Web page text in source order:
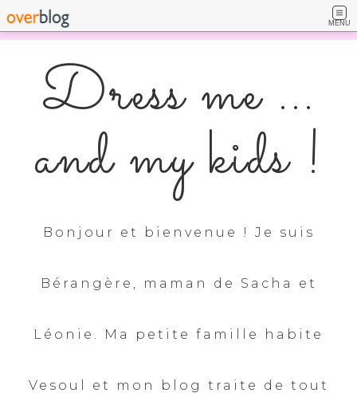
MENU
Dress me ...
and my kids !
Bonjour et bienvenue ! Je suis
Bérangère, maman de Sacha et
Léonie. Ma petite famille habite
Vesoul et mon blog traite de tout